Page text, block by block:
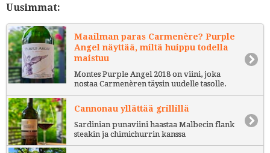
Uusimmat:
Maailman paras Carmenère? Purple
Angel näyttää, miltä huippu todella
maistuu
Montes Purple Angel 2018 on viini, joka
nostaa Carmenèren täysin uudelle tasolle.
Cannonau yllättää grillillä
Sardinian punaviini haastaa Malbecin flank
steakin ja chimichurrin kanssa